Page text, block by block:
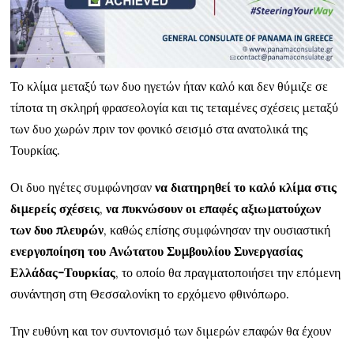
Το κλίμα μεταξύ των δυο ηγετών ήταν καλό και δεν θύμιζε σε
τίποτα τη σκληρή φρασεολογία και τις τεταμένες σχέσεις μεταξύ
των δυο χωρών πριν τον φονικό σεισμό στα ανατολικά της
Τουρκίας.
Οι δυο ηγέτες συμφώνησαννα διατηρηθεί το καλό κλίμα στις
διμερείς σχέσεις,να πυκνώσουν οι επαφές αξιωματούχων
των δυο πλευρών, καθώς επίσης συμφώνησαν την ουσιαστική
ενεργοποίηση του Ανώτατου Συμβουλίου Συνεργασίας
Ελλάδας-Τουρκίας, το οποίο θα πραγματοποιήσει την επόμενη
συνάντηση στη Θεσσαλονίκη το ερχόμενο φθινόπωρο.
Την ευθύνη και τον συντονισμό των διμερών επαφών θα έχουν